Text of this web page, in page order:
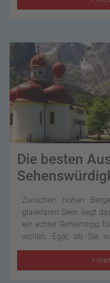
Die besten
Zwischen hohen
glasklaren Seen liegt
ein echter Geheimtipp
wollen. Egal, ob Sie
einfach die Aussicht
es jede Menge zu
>